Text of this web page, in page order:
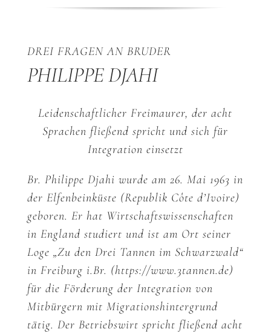
DREI FRAGEN AN BRUDER
PHILIPPE DJAHI
Leidenschaftlicher Freimaurer, der acht
Sprachen fließend spricht und sich für
Integration einsetzt
Br. Philippe Djahi wurde am 26. Mai 1963 in
der Elfenbeinküste (Republik Côte d’Ivoire)
geboren. Er hat Wirtschaftswissenschaften
in England studiert und ist am Ort seiner
Loge „Zu den Drei Tannen im Schwarzwald“
in Freiburg i.Br. (https://www.3tannen.de)
für die Förderung der Integration von
Mitbürgern mit Migrationshintergrund
tätig. Der Betriebswirt spricht fließend acht